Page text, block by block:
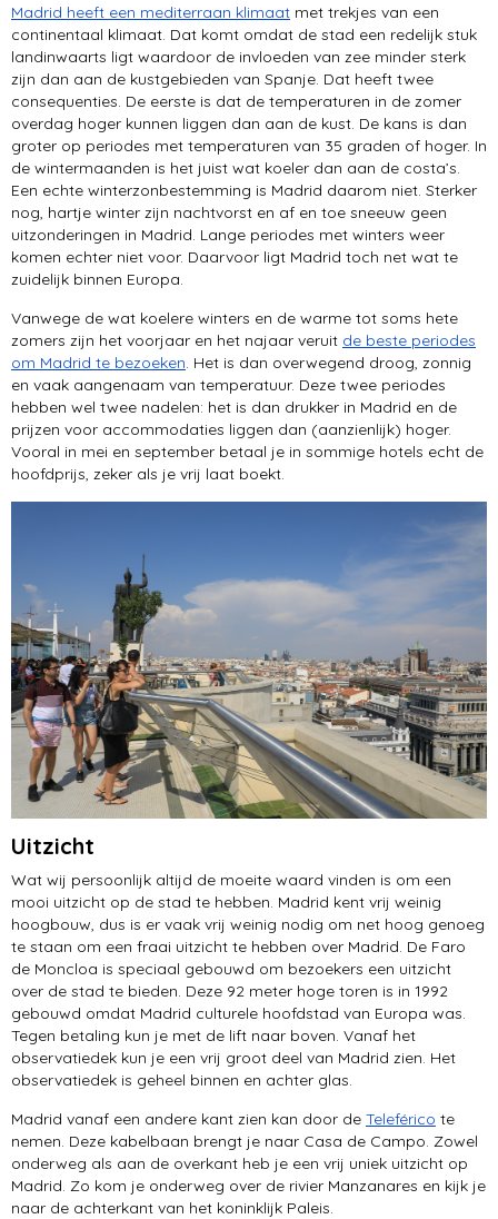
Madrid heeft een mediterraan klimaat met trekjes van een
continentaal klimaat. Dat komt omdat de stad een redelijk stuk
landinwaarts ligt waardoor de invloeden van zee minder sterk
zijn dan aan de kustgebieden van Spanje. Dat heeft twee
consequenties. De eerste is dat de temperaturen in de zomer
overdag hoger kunnen liggen dan aan de kust. De kans is dan
groter op periodes met temperaturen van 35 graden of hoger. In
de wintermaanden is het juist wat koeler dan aan de costa’s.
Een echte winterzonbestemming is Madrid daarom niet. Sterker
nog, hartje winter zijn nachtvorst en af en toe sneeuw geen
uitzonderingen in Madrid. Lange periodes met winters weer
komen echter niet voor. Daarvoor ligt Madrid toch net wat te
zuidelijk binnen Europa.
Vanwege de wat koelere winters en de warme tot soms hete
zomers zijn het voorjaar en het najaar veruit de beste periodes
om Madrid te bezoeken. Het is dan overwegend droog, zonnig
en vaak aangenaam van temperatuur. Deze twee periodes
hebben wel twee nadelen: het is dan drukker in Madrid en de
prijzen voor accommodaties liggen dan (aanzienlijk) hoger.
Vooral in mei en september betaal je in sommige hotels echt de
hoofdprijs, zeker als je vrij laat boekt.
Uitzicht
Wat wij persoonlijk altijd de moeite waard vinden is om een
mooi uitzicht op de stad te hebben. Madrid kent vrij weinig
hoogbouw, dus is er vaak vrij weinig nodig om net hoog genoeg
te staan om een fraai uitzicht te hebben over Madrid. De Faro
de Moncloa is speciaal gebouwd om bezoekers een uitzicht
over de stad te bieden. Deze 92 meter hoge toren is in 1992
gebouwd omdat Madrid culturele hoofdstad van Europa was.
Tegen betaling kun je met de lift naar boven. Vanaf het
observatiedek kun je een vrij groot deel van Madrid zien. Het
observatiedek is geheel binnen en achter glas.
Madrid vanaf een andere kant zien kan door de Teleférico te
nemen. Deze kabelbaan brengt je naar Casa de Campo. Zowel
onderweg als aan de overkant heb je een vrij uniek uitzicht op
Madrid. Zo kom je onderweg over de rivier Manzanares en kijk je
naar de achterkant van het koninklijk Paleis.